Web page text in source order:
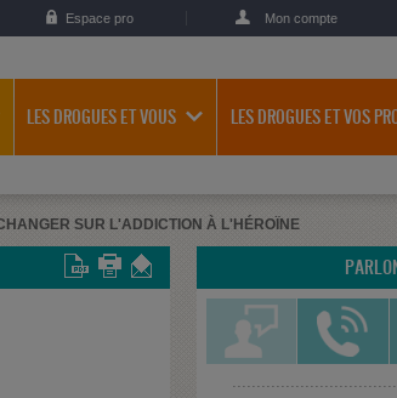
Espace pro Mon compte
LES DROGUES ET VOUS LES DROGUES ET VOS
SUR L'ADDICTION À L'HÉROÏNE